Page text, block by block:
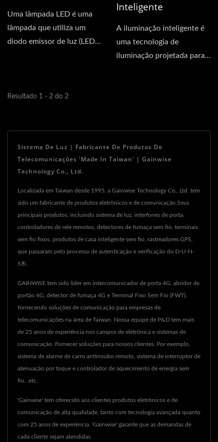
Uma lâmpada LED é uma
lâmpada que utiliza um
diodo emissor de luz (LED)
Inteligente
A iluminação inteligente é
uma tecnologia de
iluminação projetada para
Resultado 1 - 2 do 2
Sistema De Luz | Fabricante De Produtos De
Telecomunicações 'Made In Taiwan' | Gainwise
Technology Co., Ltd.
Localizada em Taiwan desde 1995, a Gainwise Technology Co., Ltd. tem
sido um fabricante de produtos eletrônicos e de comunicação.Seus
principais produtos, incluindo sistema de luz, interfones de porta,
controladores de relé remotos, detectores de fumaça sem fio, terminais
sem fio fixos, produtos de casa inteligente sem fio, rastreadores GPS,
que passaram pelo processo de autenticação e verificação do D-U-N-
S®.
GAINWISE tem sido líder em intercomunicador de porta 4G, abridor de
portão 4G, detector de fumaça 4G e Terminal Fixo Sem Fio (FWT),
fornecendo soluções de comunicação para empresas de
telecomunicações na área de Taiwan. Nossa equipe de P&D tem mais
de 25 anos de experiência nos campos de eletrônica e sistemas de
comunicação. Fornecer soluções para nossos clientes. Por exemplo,
sistema de alarme de carro antirroubo remoto, sistema de interruptor de
atenuação por toque e controlador de aquecimento de energia sem
fio...etc.
'Gainwise' tem oferecido aos clientes produtos eletrônicos e de
comunicação de alta qualidade, tanto com tecnologia avançada quanto
com 25 anos de experiência. 'Gainwise' garante que as demandas de
cada cliente sejam atendidas.